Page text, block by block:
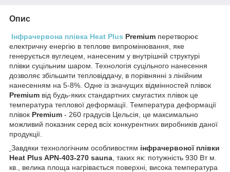
Опис
Інфрачервона плівка Heat Plus Premium перетворює
електричну енергію в теплове випромінювання, яке
генерується вуглецем, нанесеним у внутрішній структурі
плівки суцільним шаром. Технологія суцільного нанесення
дозволяє збільшити тепловіддачу, в порівнянні з лінійним
нанесенням на 5-8%. Одне із значущих відмінностей плівок
Premium від будь-яких стандартних смугастих плівок це
температура теплової деформації. Температура деформації
плівок Premium - 260 градусів Цельсія, це максимально
можливий показник серед всіх конкурентних виробників даної
продукції.
Завдяки технологічним особливостям інфрачервоної плівки
Heat Plus APN-403-270 sauna , таких як: потужність 930 Вт м.
кв., велика площа нагрівається поверхні, висока температура